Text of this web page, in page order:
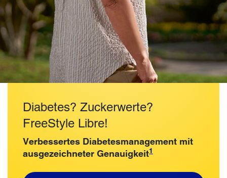
Diabetes? Zuckerwerte?
FreeStyle Libre!
Verbessertes Diabetesmanagement mit
ausgezeichneter Genauigkeit1